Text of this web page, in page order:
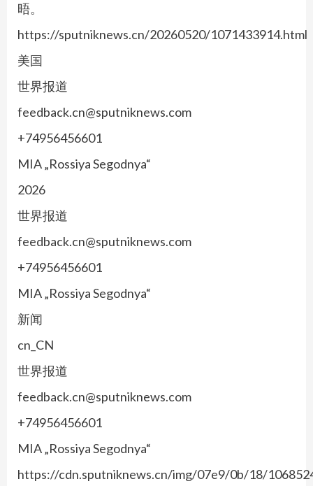
晤。
https://sputniknews.cn/20260520/1071433914.html
美国
世界报道
feedback.cn@sputniknews.com
+74956456601
MIA „Rossiya Segodnya“
2026
世界报道
feedback.cn@sputniknews.com
+74956456601
MIA „Rossiya Segodnya“
新闻
cn_CN
世界报道
feedback.cn@sputniknews.com
+74956456601
MIA „Rossiya Segodnya“
https://cdn.sputniknews.cn/img/07e9/0b/18/